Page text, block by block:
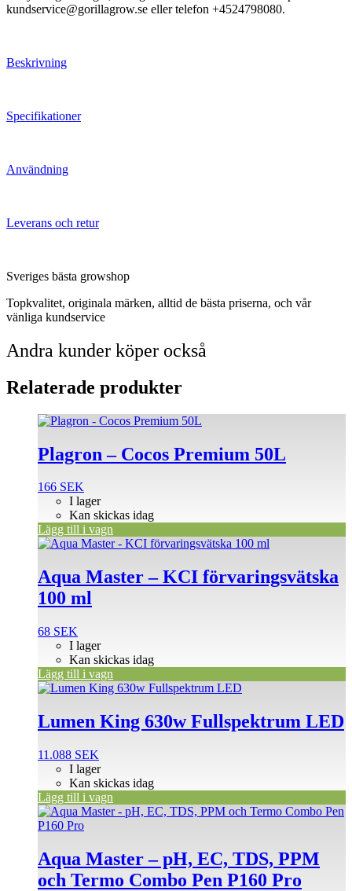
kundservice@gorillagrow.se eller telefon +4524798080.
Beskrivning
Specifikationer
Användning
Leverans och retur
Sveriges bästa growshop
Topkvalitet, originala märken, alltid de bästa priserna, och vår
vänliga kundservice
Andra kunder köper också
Relaterade produkter
Plagron – Cocos Premium 50L
166 SEK
I lager
Kan skickas idag
Lägg till i vagn
Aqua Master – KCI förvaringsvätska
100 ml
68 SEK
I lager
Kan skickas idag
Lägg till i vagn
Lumen King 630w Fullspektrum LED
11.088 SEK
I lager
Kan skickas idag
Lägg till i vagn
Aqua Master – pH, EC, TDS, PPM
och Termo Combo Pen P160 Pro